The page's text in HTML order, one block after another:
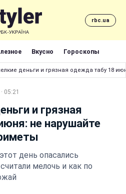
rbc.ua
Вкусно Гороскопы
деньги и грязная одежда табу 18
05:21
и грязная
не нарушайте
день опасались
мелочь и как по